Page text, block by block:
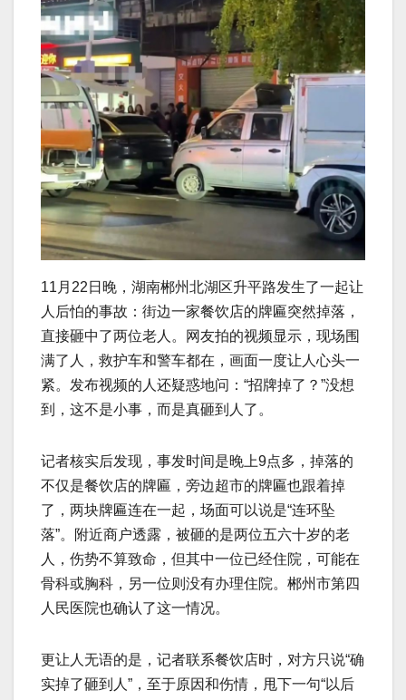
11月22日晚，湖南郴州北湖区升平路发生了一起让
人后怕的事故：街边一家餐饮店的牌匾突然掉落，
直接砸中了两位老人。网友拍的视频显示，现场围
满了人，救护车和警车都在，画面一度让人心头一
紧。发布视频的人还疑惑地问：“招牌掉了？”没想
到，这不是小事，而是真砸到人了。
记者核实后发现，事发时间是晚上9点多，掉落的
不仅是餐饮店的牌匾，旁边超市的牌匾也跟着掉
了，两块牌匾连在一起，场面可以说是“连环坠
落”。附近商户透露，被砸的是两位五六十岁的老
人，伤势不算致命，但其中一位已经住院，可能在
骨科或胸科，另一位则没有办理住院。郴州市第四
人民医院也确认了这一情况。
更让人无语的是，记者联系餐饮店时，对方只说“确
实掉了砸到人”，至于原因和伤情，甩下一句“以后